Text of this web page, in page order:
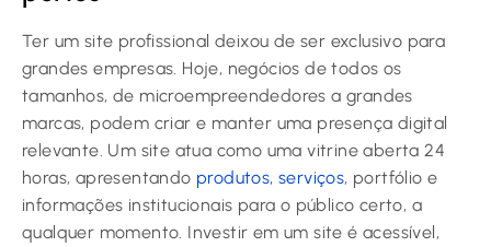
Ter um site profissional deixou de ser exclusivo para
grandes empresas. Hoje, negócios de todos os
tamanhos, de microempreendedores a grandes
marcas, podem criar e manter uma presença digital
relevante. Um site atua como uma vitrine aberta 24
horas, apresentando produtos, serviços, portfólio e
informações institucionais para o público certo, a
qualquer momento. Investir em um site é acessível,